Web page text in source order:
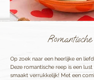
Romantische
Op zoek naar een heerlijke en
Deze romantische reep is een
smaakt verrukkelijk! Met een